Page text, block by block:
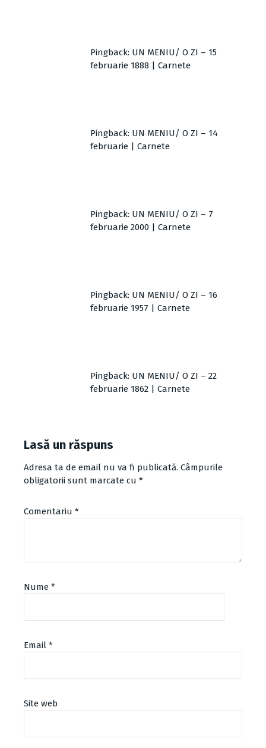
Pingback: UN MENIU/ O ZI – 15
februarie 1888 | Carnete
Pingback: UN MENIU/ O ZI – 14
februarie | Carnete
Pingback: UN MENIU/ O ZI – 7
februarie 2000 | Carnete
Pingback: UN MENIU/ O ZI – 16
februarie 1957 | Carnete
Pingback: UN MENIU/ O ZI – 22
februarie 1862 | Carnete
Lasă un răspuns
Adresa ta de email nu va fi publicată. Câmpurile
obligatorii sunt marcate cu *
Comentariu *
Nume *
Email *
Site web